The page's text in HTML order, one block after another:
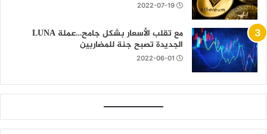
2022-07-19
مع تقلب الأسعار بشكل جامح…عملة LUNA
الجديدة تصبح جنة للمضاربين
2022-06-01